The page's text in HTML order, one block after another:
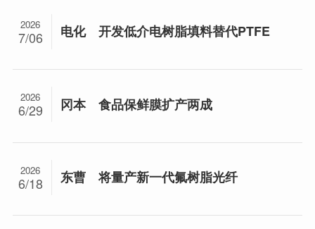
电化 开发低介电树脂填料替代PTFE
2026
7/06
冈本 食品保鲜膜扩产两成
2026
6/29
东曹 将量产新一代氟树脂光纤
2026
6/18